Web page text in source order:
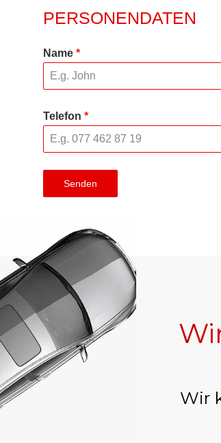
PERSONENDATEN
Name *
Telefon *
Senden
Wir